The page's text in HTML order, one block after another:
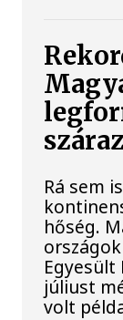
Rá sem
hőség.
Egyesült
júliust
volt